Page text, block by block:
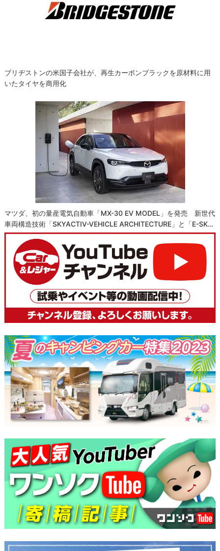
ブリヂストンの米国子会社が、再生カーボンブラックを原材料に用
いたタイヤを商用化
マツダ、初の量産電気自動車「MX-30 EV MODEL」を発売 新世代
車両構造技術「SKYACTIV-VEHICLE ARCHITECTURE」と「e-SK…